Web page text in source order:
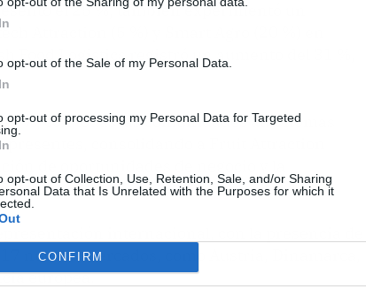
opt-out of the Sale of my Personal Data.
opt-out of processing my Personal Data for Targeted
opt-out of Collection, Use, Retention, Sale, and/or Sharing
Data that Is Unrelated with the Purposes for which it
CONFIRM
el 25 %, también experimentó un
Attraction (5 %) y Smart Agro (20 %) en
Food Logistics registró un aumento del 31 %,
%, con todas las comunidades autónomas
consolidando a Fruit Attraction
de oportunidades de negocio y la
internacional, con la presencia de
nuevos mercados, como Austria, Dinamarca,
europea.